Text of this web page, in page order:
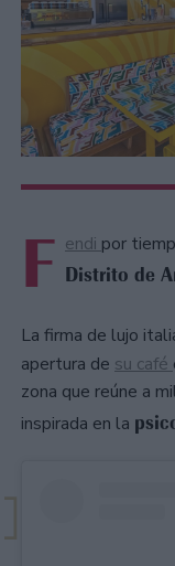
F endi por
Distrito de
La firma de lujo
apertura de su café
zona que reúne a
inspirada en la